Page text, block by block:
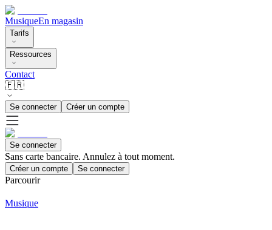
MusiqueEn magasin
Tarifs
Ressources
Contact
🇫🇷
Se connecter Créer un compte
Se connecter
Sans carte bancaire. Annulez à tout moment.
Créer un compte Se connecter
Parcourir
Musique